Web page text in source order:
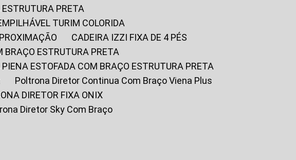
ESTRUTURA PRETA
TURIM COLORIDA
CADEIRA IZZI FIXA DE 4 PÉS
BRAÇO ESTRUTURA PRETA
PIENA ESTOFADA COM BRAÇO ESTRUTURA PRETA
Poltrona Diretor Continua Com Braço Viena Plus
DIRETOR FIXA ONIX
Diretor Sky Com Braço